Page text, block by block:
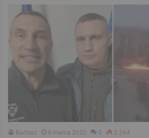
Bartosz 6 marca 2022 0 2 244